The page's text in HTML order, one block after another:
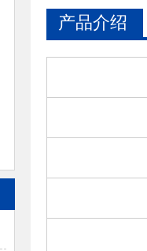
产品介绍